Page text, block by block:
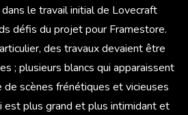
le travail initial de Lovecraft
défis du projet pour Framestore.
des travaux devaient être
; plusieurs blancs qui apparaissent
de scènes frénétiques et vicieuses
est plus grand et plus intimidant et